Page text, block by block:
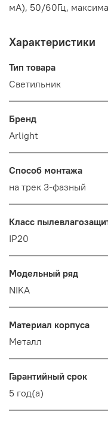
мА), 50/60Гц,
Характеристики
Тип товара
Светильник
Бренд
Arlight
Способ монтажа
на трек 3-фазный
Класс
IP20
Модельный ряд
NIKA
Материал корпуса
Металл
Гарантийный срок
5 год(а)